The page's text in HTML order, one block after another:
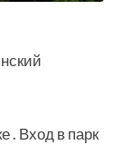
. Вход в парк